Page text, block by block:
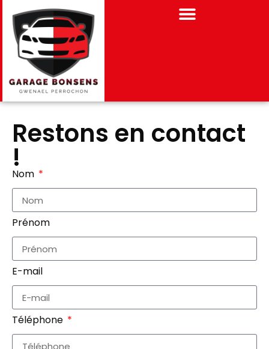
Restons en contact
!
Nom
Prénom
E-mail
Téléphone